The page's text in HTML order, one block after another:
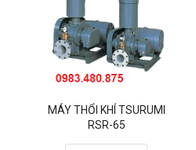
MÁY THỔI KHÍ TSURUMI
RSR-65